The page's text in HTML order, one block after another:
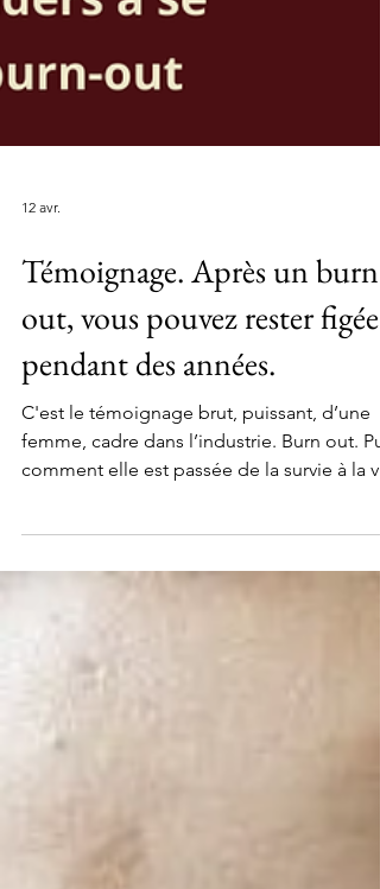
Témoignage. Après un burn
out, vous pouvez rester figée
pendant des années.
C'est le témoignage brut, puissant, d’une
femme, cadre dans l’industrie. Burn out.
Elle partage. Extraits. - - - - - - - - - - Son
constat “3,5 ans après mon crash et 3 ans
donner le change mais avec une fragilité
Sans aucun élan. Encore à côté de mes